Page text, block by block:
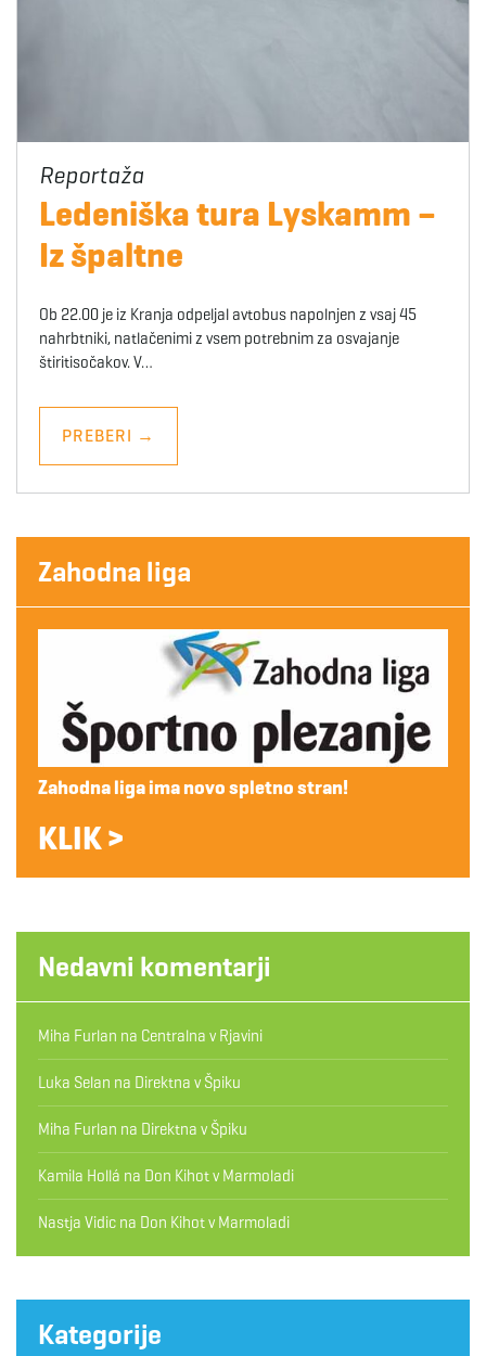
Ledeniška tura Lyskamm –
Iz špaltne
Ob 22.00 je iz Kranja odpeljal avtobus napolnjen z vsaj 45
nahrbtniki, natlačenimi z vsem potrebnim za osvajanje
štiritisočakov. V…
PREBERI →
Zahodna liga
Zahodna liga ima novo spletno stran!
KLIK >
Nedavni komentarji
Miha Furlan na Centralna v Rjavini
Luka Selan na Direktna v Špiku
Miha Furlan na Direktna v Špiku
Kamila Hollá na Don Kihot v Marmoladi
Nastja Vidic na Don Kihot v Marmoladi
Kategorije